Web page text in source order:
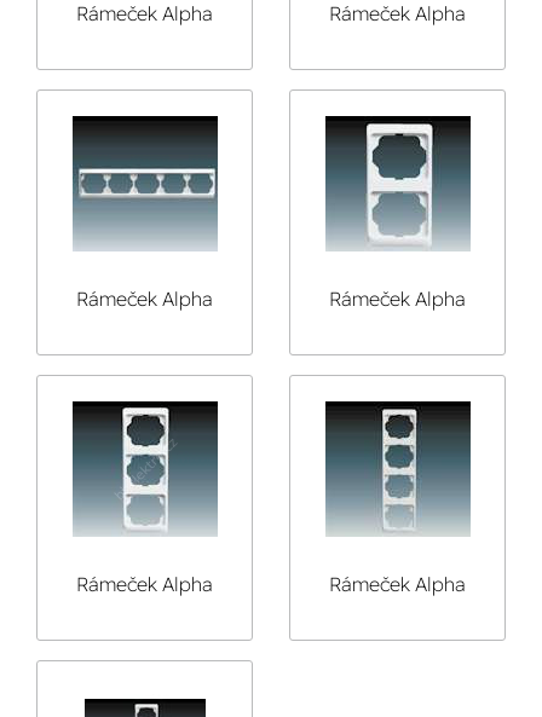
Rámeček Alpha
trojnásobný
Rámeček Alpha
čtyřnásobný
Rámeček Alpha
pětinásobný
Rámeček Alpha
dvojnásobný svislý
Rámeček Alpha
trojnásobný svislý
Rámeček Alpha
čtyřnásobný svislý